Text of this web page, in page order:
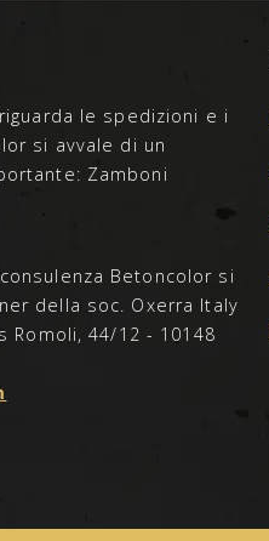
le spedizioni e i
si avvale di un
Zamboni
Betoncolor si
della soc. Oxerra Italy
Romoli, 44/12 - 10148